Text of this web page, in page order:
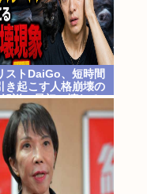
ストDaiGo、短時間
き起こす人格崩壊の
説…最初に壊れる
ではなく「心の余